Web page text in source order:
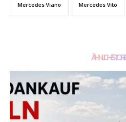
Mercedes Viano Mercedes Vito
ÄHNLICHE